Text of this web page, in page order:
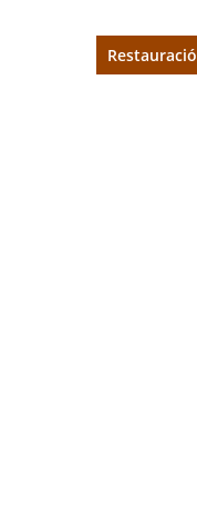
Restauració